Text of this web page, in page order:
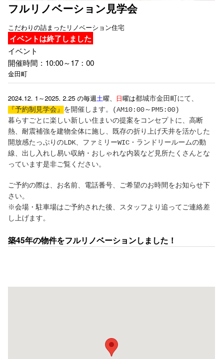
フルリノベーション見学会
こだわりの詰まったリノベーション住宅
イベントは終了しました
イベント
開催時間：10:00～17：00
金田町
2024.12. 1～2025. 2.25 の毎週土曜、 日曜は都城市金田町にて、
『予約制見学会』 を開催します。(AM10:00～PM5:00)
暮らすごとに楽しい新しい住まいの提案をコンセプトに、高断
熱、耐震補強を建物全体に施し、既存の折り上げ天井を活かした
開放感たっぷりのLDK、ファミリーWIC・ランドリールームの動
線、出し入れし易い収納・おしゃれな内装など見所たくさんとな
っています是非ご覧ください。
ご予約の際は、お名前、電話番号、ご希望のお時間をお知らせ下
さい。
※会場・駐車場はご予約された後、スタッフより追ってご連絡差
し上げます。
築45年の物件をフルリノベーションしました！